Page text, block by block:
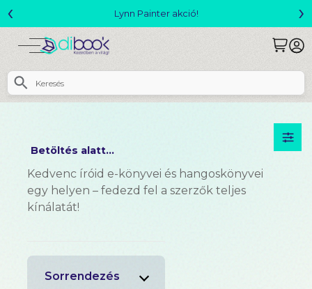
Lynn Painter akció!
‹ ›
Betöltés alatt...
Kedvenc íróid e-könyvei és hangoskönyvei
egy helyen – fedezd fel a szerzők teljes
kínálatát!
Sorrendezés